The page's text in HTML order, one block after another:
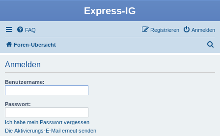
Express-IG
FAQ Anmelden
Registrieren
Foren-Übersicht
Anmelden
Benutzername:
Passwort:
Ich habe mein Passwort vergessen
Die Aktivierungs-E-Mail erneut senden